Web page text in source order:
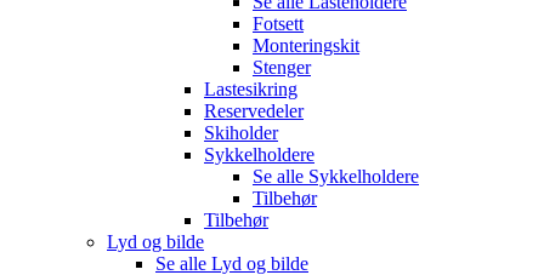
Fotsett
Monteringskit
Stenger
Lastesikring
Reservedeler
Skiholder
Sykkelholdere
Se alle Sykkelholdere
Tilbehør
Tilbehør
Lyd og bilde
Se alle Lyd og bilde